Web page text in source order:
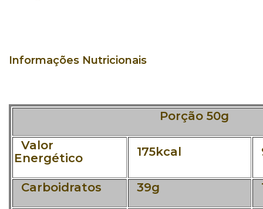
Informações Nutricionais
Porção 50g
Valor
Energético
175kcal
Carboidratos 39g